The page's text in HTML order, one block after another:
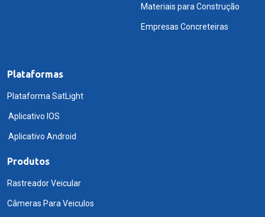
Materiais para Construção
Empresas Concreteiras
Plataformas
Plataforma SatLight
Aplicativo IOS
Aplicativo Android
Produtos
Rastreador Veicular
Câmeras Para Veiculos